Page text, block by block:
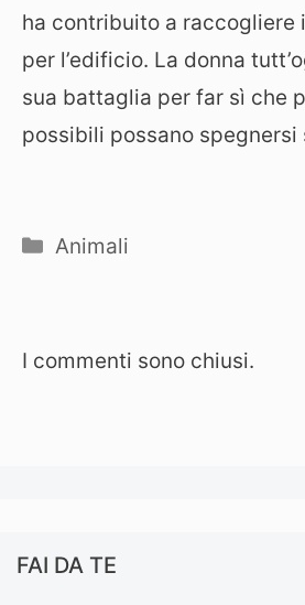
ha contribuito a raccogliere
per l’edificio. La donna
sua battaglia per far sì che
possibili possano spegnersi
Categorie
Animali
I commenti sono chiusi.
FAI DA TE